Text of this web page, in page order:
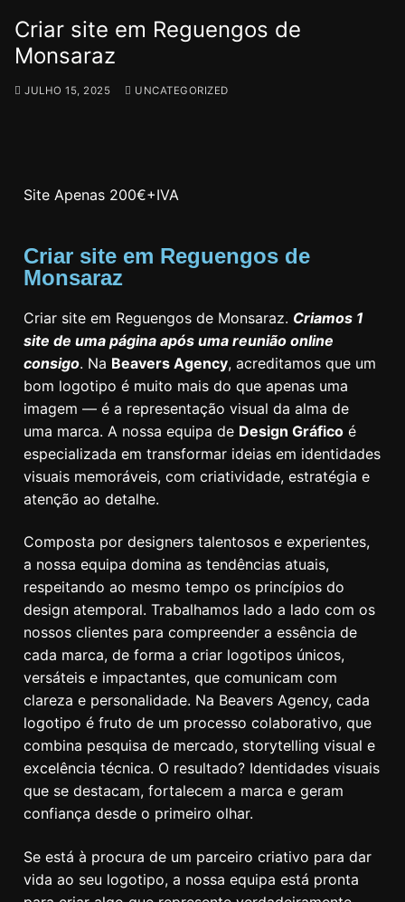
Criar site em Reguengos de
Monsaraz
JULHO 15, 2025 UNCATEGORIZED
Site Apenas 200€+IVA
Criar site em Reguengos de
Monsaraz
Criar site em Reguengos de Monsaraz. Criamos 1
site de uma página após uma reunião online
consigo. Na Beavers Agency, acreditamos que um
bom logotipo é muito mais do que apenas uma
imagem — é a representação visual da alma de
uma marca. A nossa equipa de Design Gráfico é
especializada em transformar ideias em identidades
visuais memoráveis, com criatividade, estratégia e
atenção ao detalhe.
Composta por designers talentosos e experientes,
a nossa equipa domina as tendências atuais,
respeitando ao mesmo tempo os princípios do
design atemporal. Trabalhamos lado a lado com os
nossos clientes para compreender a essência de
cada marca, de forma a criar logotipos únicos,
versáteis e impactantes, que comunicam com
clareza e personalidade. Na Beavers Agency, cada
logotipo é fruto de um processo colaborativo, que
combina pesquisa de mercado, storytelling visual e
excelência técnica. O resultado? Identidades visuais
que se destacam, fortalecem a marca e geram
confiança desde o primeiro olhar.
Se está à procura de um parceiro criativo para dar
vida ao seu logotipo, a nossa equipa está pronta